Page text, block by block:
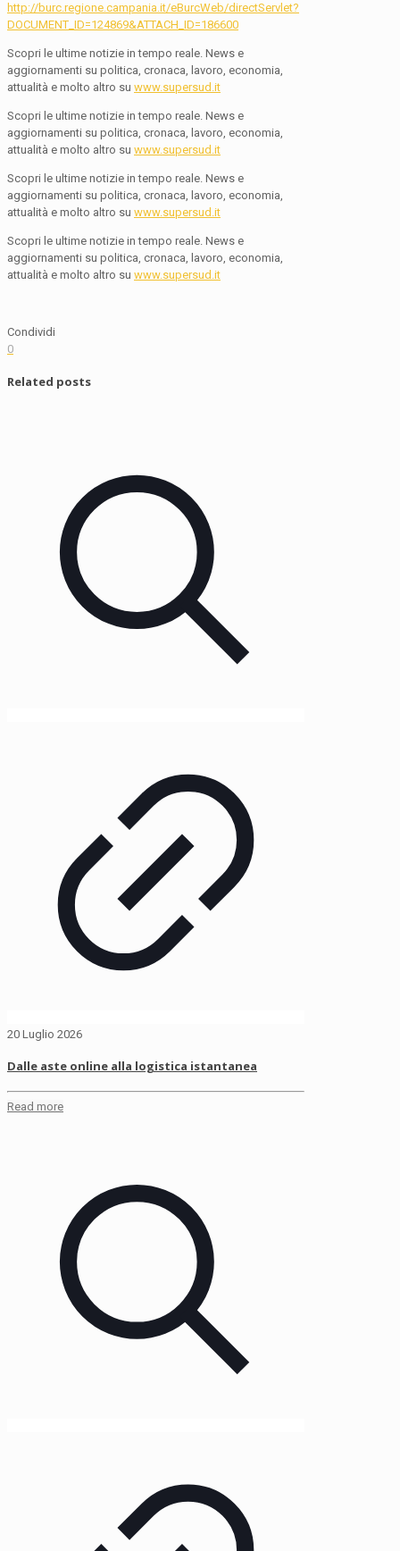
http://burc.regione.campania.it/eBurcWeb/directServlet?
DOCUMENT_ID=124869&ATTACH_ID=186600
Scopri le ultime notizie in tempo reale. News e
aggiornamenti su politica, cronaca, lavoro, economia,
attualità e molto altro su www.supersud.it
Scopri le ultime notizie in tempo reale. News e
aggiornamenti su politica, cronaca, lavoro, economia,
attualità e molto altro su www.supersud.it
Scopri le ultime notizie in tempo reale. News e
aggiornamenti su politica, cronaca, lavoro, economia,
attualità e molto altro su www.supersud.it
Scopri le ultime notizie in tempo reale. News e
aggiornamenti su politica, cronaca, lavoro, economia,
attualità e molto altro su www.supersud.it
Condividi
0
Related posts
20 Luglio 2026
Dalle aste online alla logistica istantanea
Read more